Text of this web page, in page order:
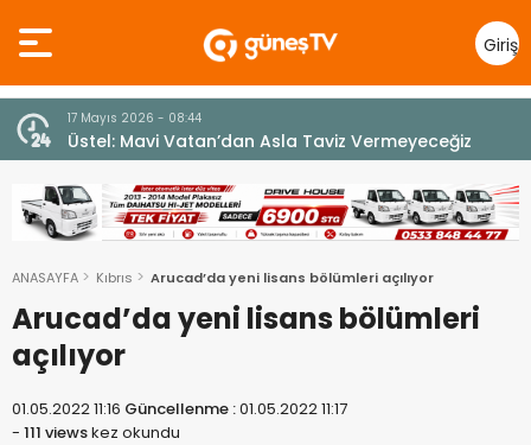
Giriş
Yap
10 Temmuz 2026 - 18:49
Cumhurbaşkanı Erhürman sergi açılışında
fenalaşarak hastaneye kaldırıldı
ANASAYFA Kıbrıs Arucad’da yeni lisans bölümleri açılıyor
Arucad’da yeni lisans bölümleri
açılıyor
01.05.2022 11:16 Güncellenme :01.05.2022 11:17
- 111 viewskez okundu